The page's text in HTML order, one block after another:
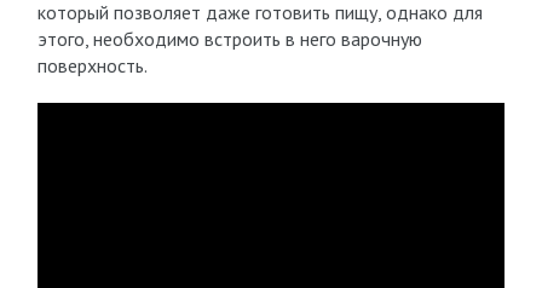
который позволяет даже готовить пищу, однако для
этого, необходимо встроить в него варочную
поверхность.